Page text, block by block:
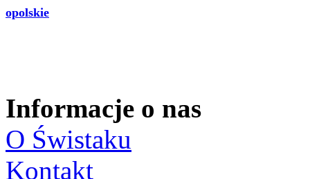
opolskie
Informacje o nas
O Świstaku
Kontakt